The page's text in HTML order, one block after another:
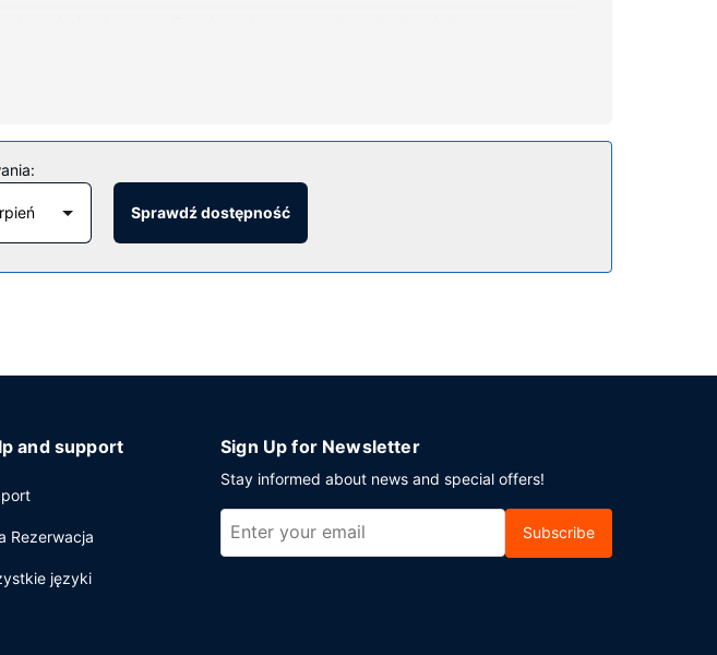
toaletowe i suszarki do włosów. Udogodnienia obejmują biurka i
restauracji Great Room. Zrelaksuj się po całym dniu w barze/salonie
Sprawdź dostępność
and support
Rezerwacja
języki
Sign Up for Newsletter
Stay informed about news and special offers!
Subscribe